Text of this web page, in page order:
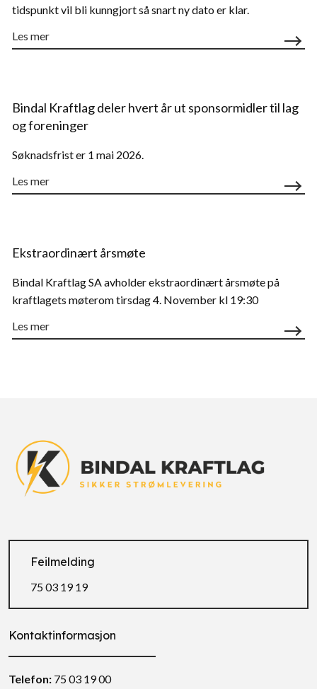
tidspunkt vil bli kunngjort så snart ny dato er klar.
Les mer
Bindal Kraftlag deler hvert år ut sponsormidler til lag
og foreninger
Søknadsfrist er 1 mai 2026.
Les mer
Ekstraordinært årsmøte
Bindal Kraftlag SA avholder ekstraordinært årsmøte på
kraftlagets møterom tirsdag 4. November kl 19:30
Les mer
Feilmelding
75 03 19 19
Kontaktinformasjon
Telefon: 75 03 19 00